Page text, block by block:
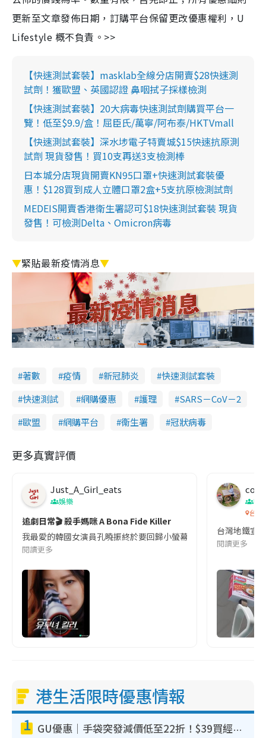
更新至文章發佈日期，訂購平台保留更改優惠權利，U
Lifestyle 概不負責。>>
【快速測試套裝】masklab全線分店開賣$28快速測
試劑！獲歐盟、英國認證 鼻咽拭子採樣檢測
【快速測試套裝】20大病毒快速測試劑購買平台一
覽！低至$9.9/盒！屈臣氏/萬寧/阿布泰/HKTVmall
【快速測試套裝】深水埗電子特賣城$15快速抗原測
試劑 現貨發售！買10支再送3支檢測棒
日本城分店現貨開賣KN95口罩+快速測試套裝優
惠！$128買到成人立體口罩2盒+5支抗原檢測試劑
MEDEIS開賣香港衛生署認可$18快速測試套裝 現貨
發售！可檢測Delta、Omicron病毒
▼緊貼最新疫情消息▼
著數 疫情 新冠肺炎
快速測試套裝
快速測試
網購優惠 護理
SARS－CoV－2
歐盟
網購平台 衞生署 冠狀病毒
更多真實評價
Just_A_Girl_eats
娛樂
追劇日常🎬 殺手媽咪 A Bona Fide Killer
我最愛的韓國女演員孔曉振終於要回歸小螢幕啦!這次的劇本改編
閱讀更多
co
吹
台灣
台灣地鐵宣
閱讀更多
港生活限時優惠情報
1 GU優惠｜手袋突發減價低至22折！$39買經典波士頓包/餃子袋！飾物同步減價$29起！